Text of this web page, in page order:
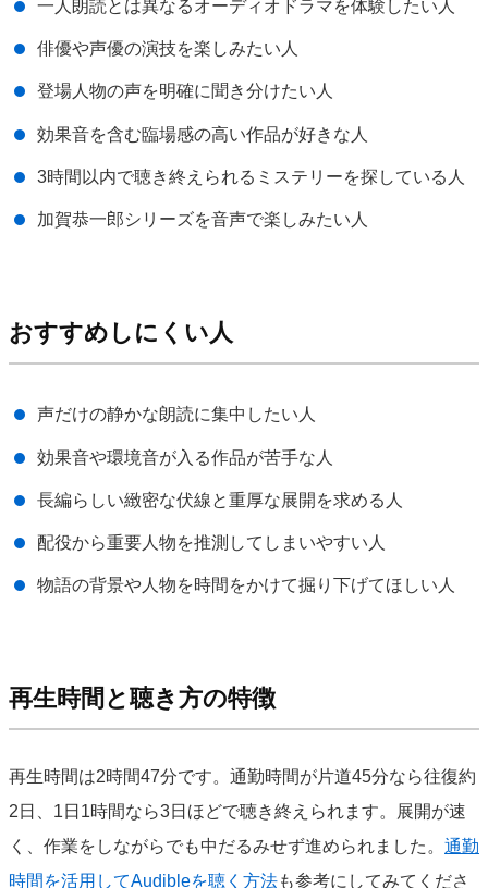
一人朗読とは異なるオーディオドラマを体験したい人
俳優や声優の演技を楽しみたい人
登場人物の声を明確に聞き分けたい人
効果音を含む臨場感の高い作品が好きな人
3時間以内で聴き終えられるミステリーを探している人
加賀恭一郎シリーズを音声で楽しみたい人
おすすめしにくい人
声だけの静かな朗読に集中したい人
効果音や環境音が入る作品が苦手な人
長編らしい緻密な伏線と重厚な展開を求める人
配役から重要人物を推測してしまいやすい人
物語の背景や人物を時間をかけて掘り下げてほしい人
再生時間と聴き方の特徴
再生時間は2時間47分です。通勤時間が片道45分なら往復約
2日、1日1時間なら3日ほどで聴き終えられます。展開が速
く、作業をしながらでも中だるみせず進められました。 通勤
時間を活用してAudibleを聴く方法も参考にしてみてくださ